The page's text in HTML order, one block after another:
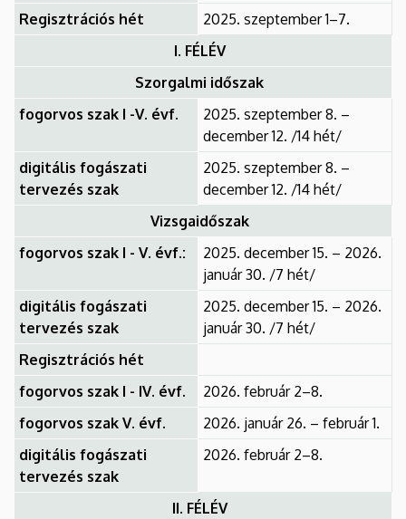
Regisztrációs hét
2025. szeptember 1–7.
I. FÉLÉV
Szorgalmi időszak
fogorvos szak I -V. évf.
2025. szeptember 8. –
december 12. /14 hét/
digitális fogászati
tervezés szak
2025. szeptember 8. –
december 12. /14 hét/
Vizsgaidőszak
fogorvos szak I - V. évf.:
2025. december 15. – 2026.
január 30. /7 hét/
digitális fogászati
tervezés szak
2025. december 15. – 2026.
január 30. /7 hét/
Regisztrációs hét
fogorvos szak I - IV. évf.
2026. február 2–8.
fogorvos szak V. évf.
2026. január 26. – február 1.
digitális fogászati
tervezés szak
2026. február 2–8.
II. FÉLÉV